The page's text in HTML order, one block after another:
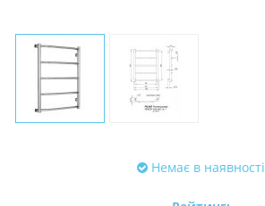
Немає в наявності